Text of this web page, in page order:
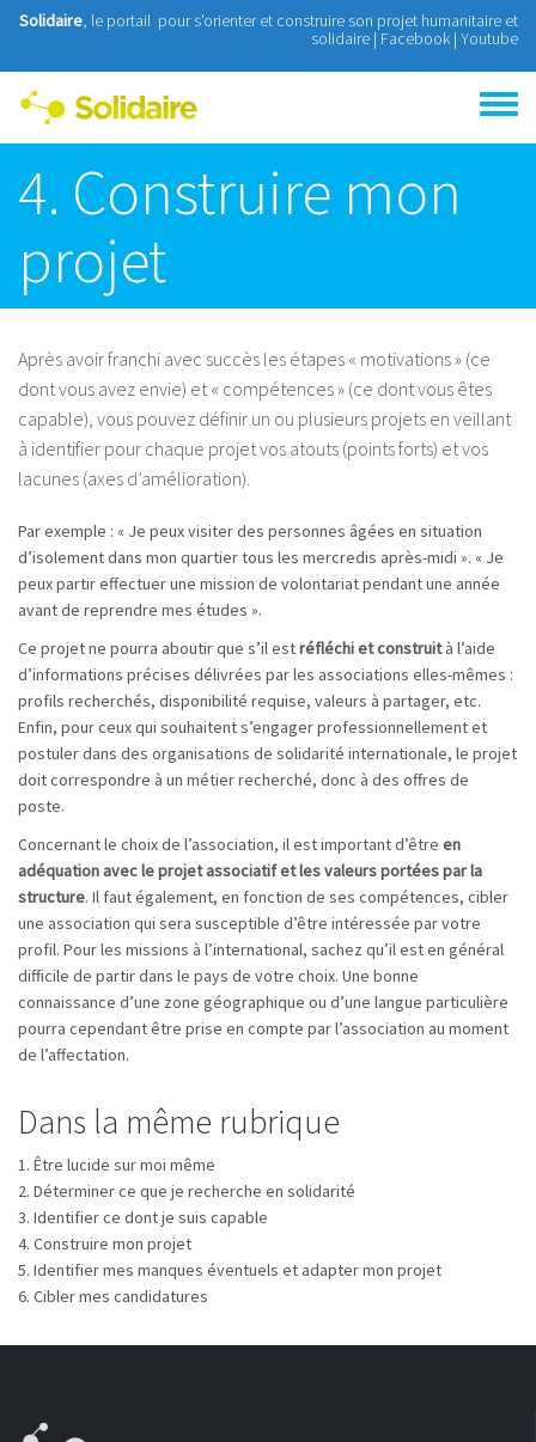
Aller au contenu principal
Solidaire, le portail pour s'orienter et construire son projet humanitaire et
solidaire | Facebook | Youtube
Toggle
menu
4. Construire mon
projet
Après avoir franchi avec succès les étapes « motivations » (ce
dont vous avez envie) et « compétences » (ce dont vous êtes
capable), vous pouvez définir un ou plusieurs projets en veillant
à identifier pour chaque projet vos atouts (points forts) et vos
lacunes (axes d’amélioration).
Par exemple : « Je peux visiter des personnes âgées en situation
d’isolement dans mon quartier tous les mercredis après-midi ». « Je
peux partir effectuer une mission de volontariat pendant une année
avant de reprendre mes études ».
Ce projet ne pourra aboutir que s’il estréfléchi et construità l’aide
d’informations précises délivrées par les associations elles-mêmes :
profils recherchés, disponibilité requise, valeurs à partager, etc.
Enfin, pour ceux qui souhaitent s’engager professionnellement et
postuler dans des organisations de solidarité internationale, le projet
doit correspondre à un métier recherché, donc à des offres de
poste.
Concernant le choix de l’association, il est important d’être en
adéquation avec le projet associatif et les valeurs portées par la
structure. Il faut également, en fonction de ses compétences, cibler
une association qui sera susceptible d’être intéressée par votre
profil. Pour les missions à l’international, sachez qu’il est en général
difficile de partir dans le pays de votre choix. Une bonne
connaissance d’une zone géographique ou d’une langue particulière
pourra cependant être prise en compte par l’association au moment
de l’affectation.
Dans la même rubrique
1. Être lucide sur moi même
2. Déterminer ce que je recherche en solidarité
3. Identifier ce dont je suis capable
4. Construire mon projet
5. Identifier mes manques éventuels et adapter mon projet
6. Cibler mes candidatures